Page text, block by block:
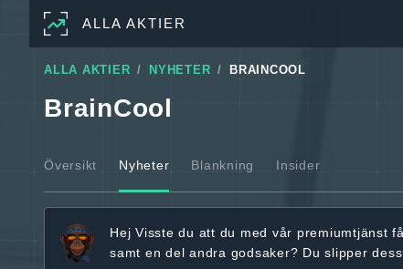
ALLA AKTIER
ALLA AKTIER NYHETER BRAINCOOL
BrainCool
Översikt Nyheter Blankning Insider
Hej Visste du att du med vår premiumtjänst
samt en del andra godsaker? Du slipper